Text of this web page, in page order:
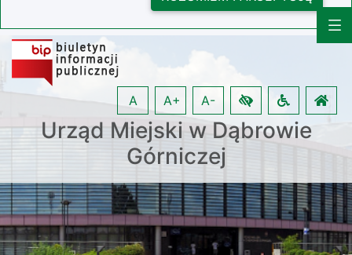
Urząd Miejski w Dąbrowie
Górniczej
A A+ A-